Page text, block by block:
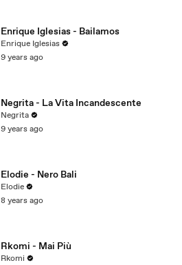
Enrique Iglesias - Bailamos
Enrique Iglesias
9 years ago
Negrita - La Vita Incandescente
Negrita
9 years ago
Elodie - Nero Bali
Elodie
8 years ago
Rkomi - Mai Più
Rkomi